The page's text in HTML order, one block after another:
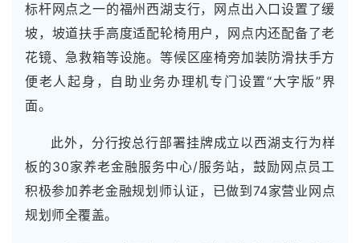
标杆网点之一的福州西湖支行，网点出入口设置了缓
坡，坡道扶手高度适配轮椅用户，网点内还配备了老
花镜、急救箱等设施。等候区座椅旁加装防滑扶手方
便老人起身，自助业务办理机专门设置“大字版”界
面。
此外，分行按总行部署挂牌成立以西湖支行为样
板的30家养老金融服务中心/服务站，鼓励网点员工
积极参加养老金融规划师认证，已做到74家营业网点
规划师全覆盖。